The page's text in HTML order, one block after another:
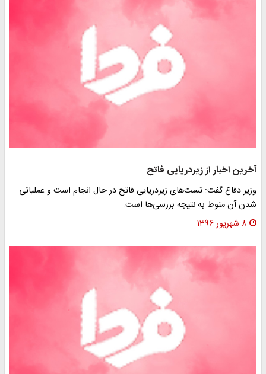
آخرین اخبار از زیردریایی فاتح
وزیر دفاع گفت: تست‌های زیردریایی فاتح در حال انجام است و عملیاتی
شدن آن منوط به نتیجه بررسی‌ها است.
۸ شهریور ۱۳۹۶